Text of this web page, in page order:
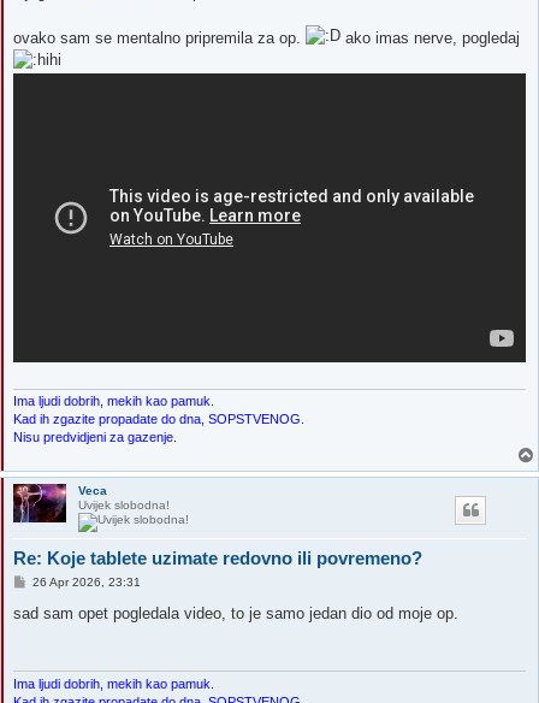
ovako sam se mentalno pripremila za op. ako imas nerve, pogledaj
Ima ljudi dobrih, mekih kao pamuk.
Kad ih zgazite propadate do dna, SOPSTVENOG.
Nisu predvidjeni za gazenje.
Veca
Uvijek slobodna!
Re: Koje tablete uzimate redovno ili povremeno?
P
s
26 Apr 2026, 23:31
sad sam opet pogledala video, to je samo jedan dio od moje op.
Ima ljudi dobrih, mekih kao pamuk.